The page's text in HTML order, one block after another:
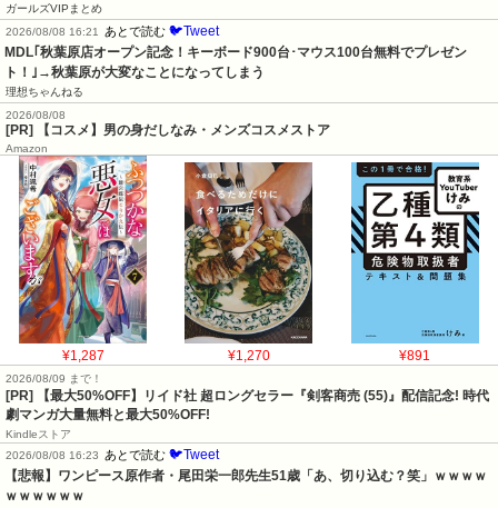
ガールズVIPまとめ
2026/08/08 16:21
あとで読む 🐦Tweet
MDL｢秋葉原店オープン記念！キーボード900台･マウス100台無料でプレゼン
ト！｣→秋葉原が大変なことになってしまう
理想ちゃんねる
2026/08/08
[PR] 【コスメ】男の身だしなみ・メンズコスメストア
Amazon
¥1,287 ¥1,270 ¥891
2026/08/09 まで！
[PR] 【最大50%OFF】リイド社 超ロングセラー『剣客商売 (55)』配信記念! 時代
劇マンガ大量無料と最大50%OFF!
Kindleストア
2026/08/08 16:23
あとで読む 🐦Tweet
【悲報】ワンピース原作者・尾田栄一郎先生51歳「あ、切り込む？笑」ｗｗｗｗ
ｗｗｗｗｗｗ